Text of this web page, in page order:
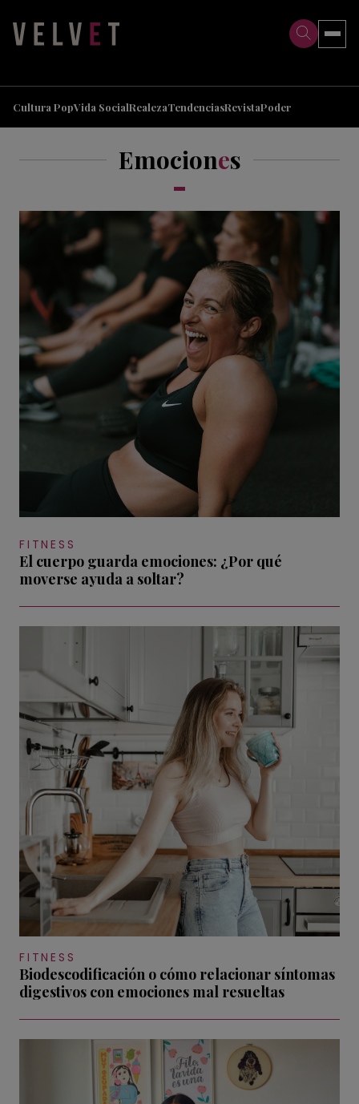
Cultura PopVida SocialRealezaTendenciasRevistaPoder
Emociones
FITNESS
El cuerpo guarda emociones: ¿Por qué
moverse ayuda a soltar?
FITNESS
Biodescodificación o cómo relacionar síntomas
digestivos con emociones mal resueltas